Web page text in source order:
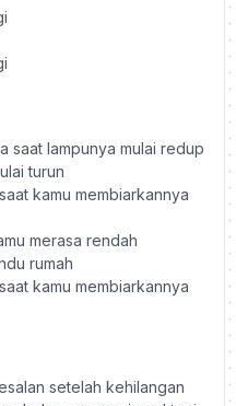
saat lampunya mulai redup
turun
kamu membiarkannya
merasa rendah
rumah
kamu membiarkannya
setelah kehilangan